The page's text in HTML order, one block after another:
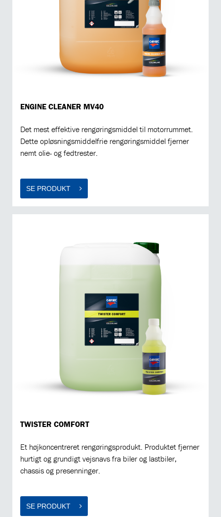
ENGINE CLEANER MV40
Det mest effektive rengøringsmiddel til motorrummet.
Dette opløsningsmiddelfrie rengøringsmiddel fjerner
nemt olie- og fedtrester.
SE PRODUKT
TWISTER COMFORT
Et højkoncentreret rengøringsprodukt. Produktet fjerner
hurtigt og grundigt vejsnavs fra biler og lastbiler,
chassis og presenninger.
SE PRODUKT